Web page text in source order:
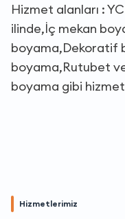
Hizmet alanları :
ilinde,İç mekan
boyama,Dekoratif
boyama,Rutubet
boyama gibi
Hizmetlerimiz